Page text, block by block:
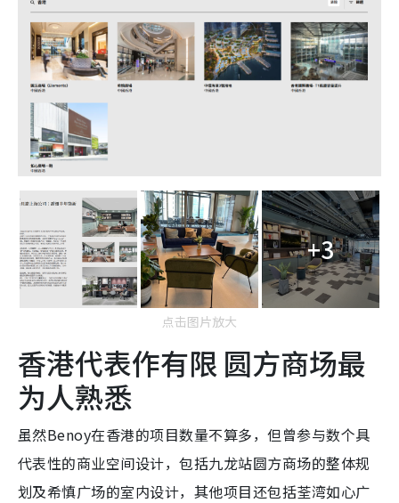
+3
点击图片放大
香港代表作有限 圆方商场最
为人熟悉
虽然Benoy在香港的项目数量不算多，但曾参与数个具
代表性的商业空间设计，包括九龙站圆方商场的整体规
划及希慎广场的室内设计，其他项目还包括荃湾如心广